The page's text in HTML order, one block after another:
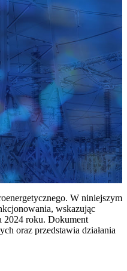
W niniejszym
wskazując
2024 roku. Dokument
oraz przedstawia działania